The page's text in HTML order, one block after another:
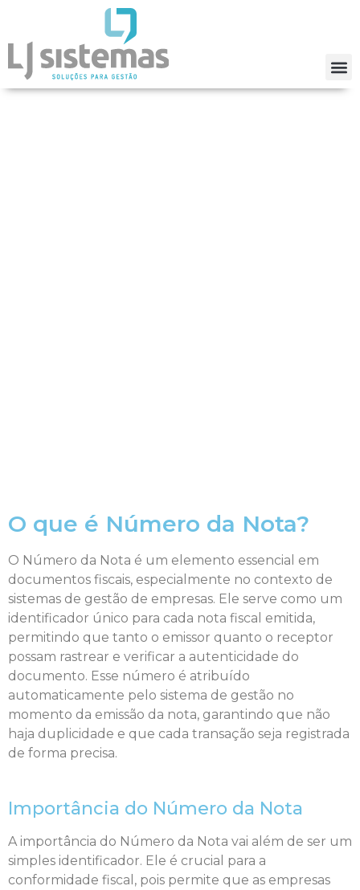
O que é Número da Nota?
O Número da Nota é um elemento essencial em
documentos fiscais, especialmente no contexto de
sistemas de gestão de empresas. Ele serve como um
identificador único para cada nota fiscal emitida,
permitindo que tanto o emissor quanto o receptor
possam rastrear e verificar a autenticidade do
documento. Esse número é atribuído
automaticamente pelo sistema de gestão no
momento da emissão da nota, garantindo que não
haja duplicidade e que cada transação seja registrada
de forma precisa.
Importância do Número da Nota
A importância do Número da Nota vai além de ser um
simples identificador. Ele é crucial para a
conformidade fiscal, pois permite que as empresas